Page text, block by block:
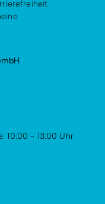
10:00 - 13:00 Uhr